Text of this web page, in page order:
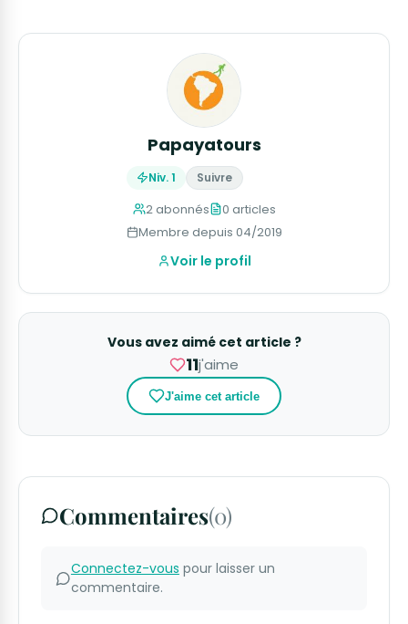
Papayatours
Niv. 1 Suivre
2 abonnés
0 articles
Membre depuis 04/2019
Voir le profil
Vous avez aimé cet article ?
11j'aime
J'aime cet article
Commentaires(0)
Connectez-vous pour laisser un
commentaire.